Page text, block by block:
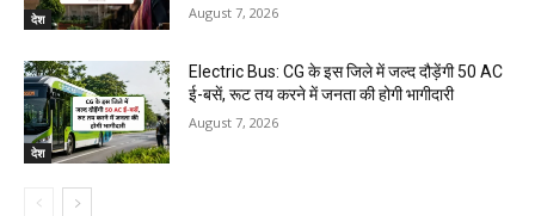
देश August 7, 2026
देश
Electric Bus: CG के इस जिले में जल्द दौड़ेंगी 50 AC
ई-बसें, रूट तय करने में जनता की होगी भागीदारी
August 7, 2026